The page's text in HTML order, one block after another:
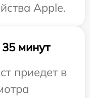
Apple.
минут
приедет в